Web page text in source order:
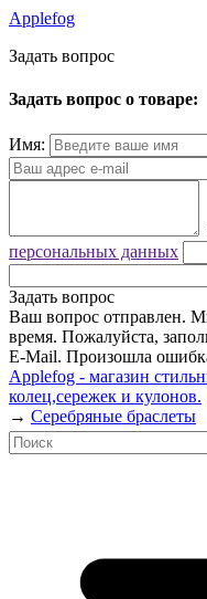
Applefog
Задать вопрос
Задать вопрос о товаре:
Имя:
персональных данных
Задать вопрос
Ваш вопрос отправлен.
время. Пожалуйста,
E-Mail. Произошла
Applefog - магазин
колец,сережек и кулонов.
→ Серебряные браслеты